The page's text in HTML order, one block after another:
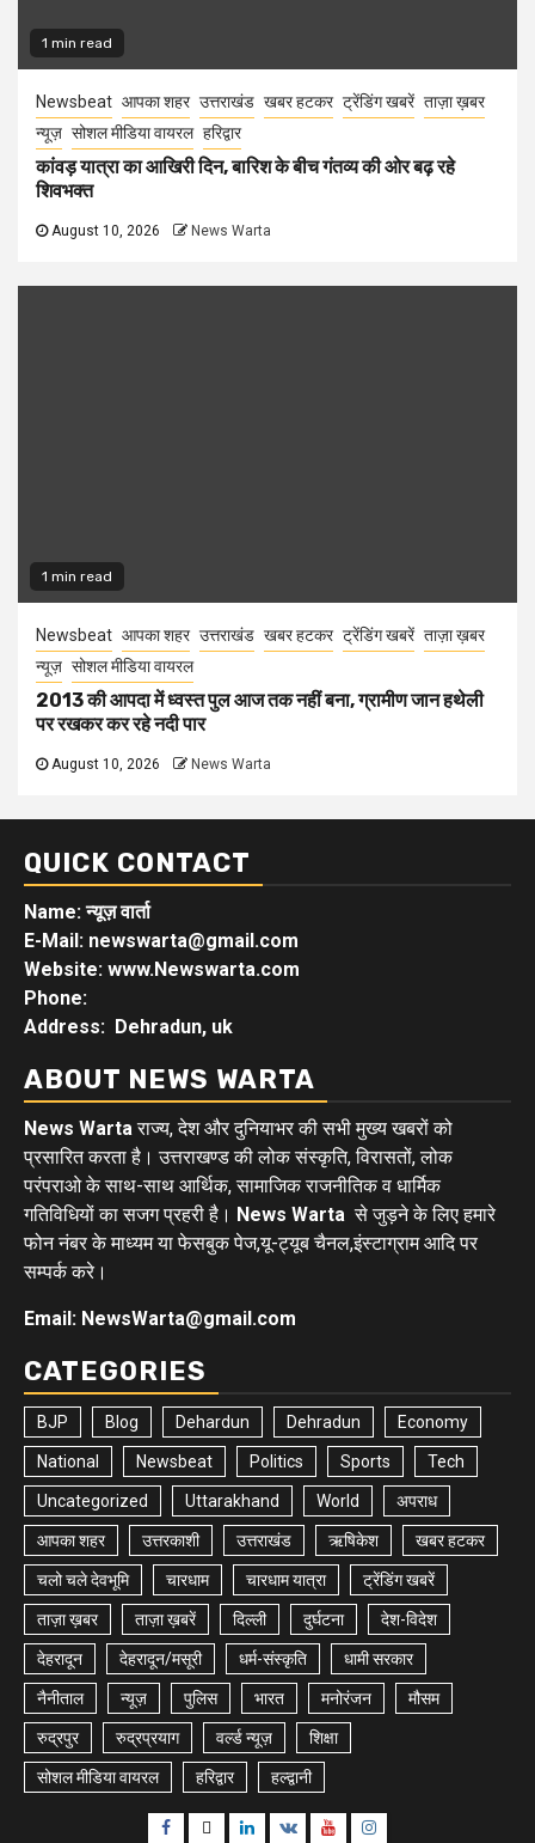
1 min read
Newsbeat आपका शहर उत्तराखंड खबर हटकर ट्रेंडिंग खबरें ताज़ा ख़बर
न्यूज़ सोशल मीडिया वायरल हरिद्वार
कांवड़ यात्रा का आखिरी दिन, बारिश के बीच गंतव्य की ओर बढ़ रहे
शिवभक्त
August 10, 2026 News Warta
1 min read
Newsbeat आपका शहर उत्तराखंड खबर हटकर ट्रेंडिंग खबरें ताज़ा ख़बर
न्यूज़ सोशल मीडिया वायरल
2013 की आपदा में ध्वस्त पुल आज तक नहीं बना, ग्रामीण जान हथेली
पर रखकर कर रहे नदी पार
August 10, 2026 News Warta
QUICK CONTACT
Name: न्यूज़ वार्ता
E-Mail: newswarta@gmail.com
Website: www.Newswarta.com
Phone:
Address: Dehradun, uk
ABOUT NEWS WARTA
News Wartaराज्य, देश और दुनियाभर की सभी मुख्य खबरों को
प्रसारित करता है। उत्तराखण्ड की लोक संस्कृति, विरासतों, लोक
परंपराओ के साथ-साथ आर्थिक, सामाजिक राजनीतिक व धार्मिक
गतिविधियों का सजग प्रहरी है। News Warta से जुड़ने के लिए हमारे
फोन नंबर के माध्यम या फेसबुक पेज,यू-ट्यूब चैनल,इंस्टाग्राम आदि पर
सम्पर्क करे।
Email: NewsWarta@gmail.com
CATEGORIES
BJP Blog Dehardun Dehradun Economy
National Newsbeat Politics Sports Tech
Uncategorized Uttarakhand World अपराध
आपका शहर उत्तरकाशी उत्तराखंड ऋषिकेश खबर हटकर
चलो चले देवभूमि चारधाम चारधाम यात्रा ट्रेंडिंग खबरें
ताज़ा ख़बर ताज़ा ख़बरें दिल्ली दुर्घटना देश-विदेश
देहरादून देहरादून/मसूरी धर्म-संस्कृति धामी सरकार
नैनीताल न्यूज़ पुलिस भारत मनोरंजन मौसम
रुद्रपुर रुद्रप्रयाग वर्ल्ड न्यूज़ शिक्षा
सोशल मीडिया वायरल हरिद्वार हल्द्वानी
Facebook
TwitterLinkedin
VK YoutubeInstagram